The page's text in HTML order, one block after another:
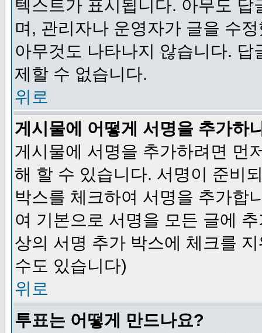
텍스트가 표시됩니다. 아무도
며, 관리자나 운영자가 글을 수
아무것도 나타나지 않습니다.
제할 수 없습니다.
위로
게시물에 어떻게 서명을 추가하
게시물에 서명을 추가하려면 먼
해 할 수 있습니다. 서명이 준비
박스를 체크하여 서명을 추가합
여 기본으로 서명을 모든 글에
상의 서명 추가 박스에 체크를
수도 있습니다)
위로
투표는 어떻게 만드나요?